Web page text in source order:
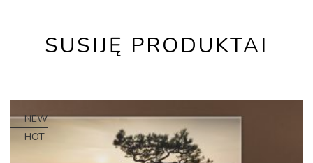
SUSIJĘ PRODUKTAI